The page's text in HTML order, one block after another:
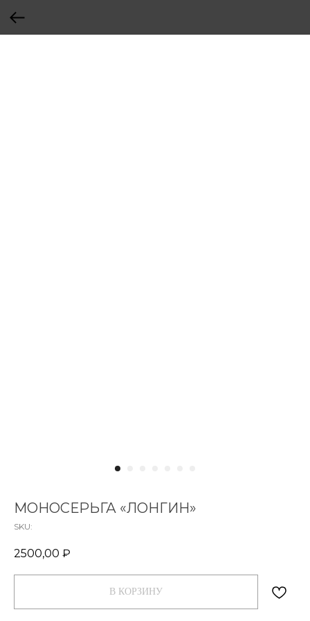
МОНОСЕРЬГА «ЛОНГИН»
SKU:
2500,00 ₽
В КОРЗИНУ